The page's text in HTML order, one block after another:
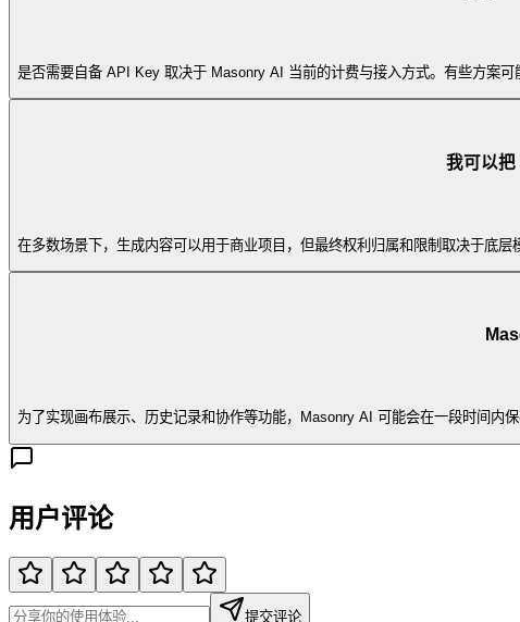
是否需要自备 API Key 取决于 Masonry AI 当前的计费与接入方式。有些方案
我可以把
在多数场景下，生成内容可以用于商业项目，但最终权利归属和限制取决于底
为了实现画布展示、历史记录和协作等功能，Masonry AI 可能会在一段时间内
用户评论
提交评论